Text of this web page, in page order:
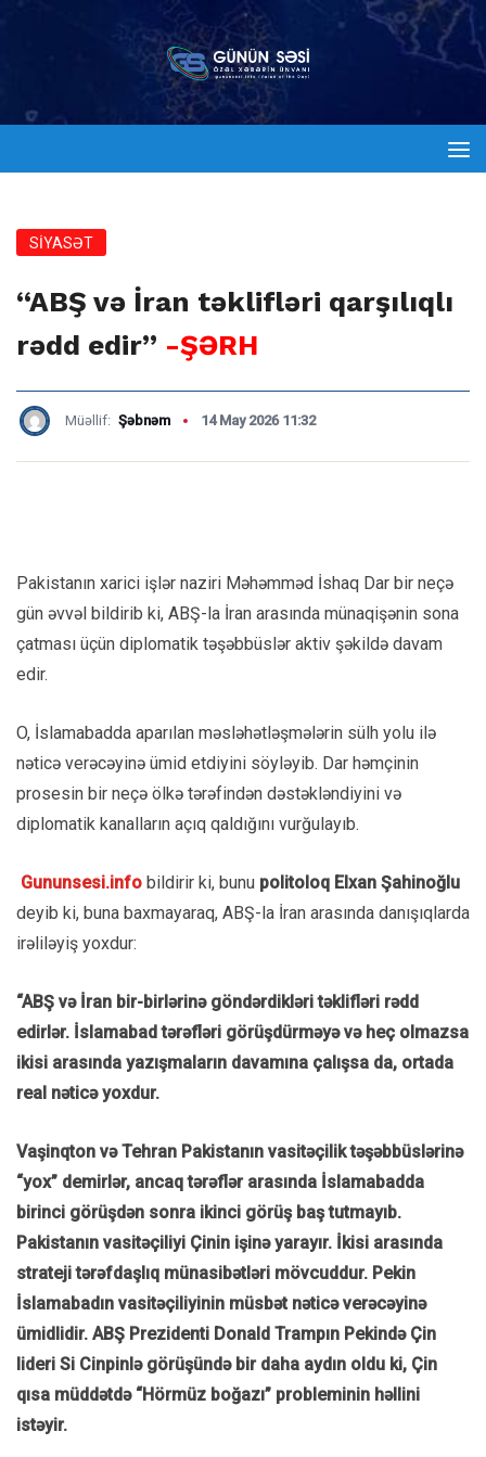
SİYASƏT
“ABŞ və İran təklifləri qarşılıqlı
rədd edir” -ŞƏRH
Müəllif: Şəbnəm 14 May 2026 11:32
Pakistanın xarici işlər naziri Məhəmməd İshaq Dar bir neçə
gün əvvəl bildirib ki, ABŞ-la İran arasında münaqişənin sona
çatması üçün diplomatik təşəbbüslər aktiv şəkildə davam
edir.
O, İslamabadda aparılan məsləhətləşmələrin sülh yolu ilə
nəticə verəcəyinə ümid etdiyini söyləyib. Dar həmçinin
prosesin bir neçə ölkə tərəfindən dəstəkləndiyini və
diplomatik kanalların açıq qaldığını vurğulayıb.
Gununsesi.info bildirir ki, bunu politoloq Elxan Şahinoğlu
deyib ki, buna baxmayaraq, ABŞ-la İran arasında danışıqlarda
irəliləyiş yoxdur:
“ABŞ və İran bir-birlərinə göndərdikləri təklifləri rədd
edirlər. İslamabad tərəfləri görüşdürməyə və heç olmazsa
ikisi arasında yazışmaların davamına çalışsa da, ortada
real nəticə yoxdur.
Vaşinqton və Tehran Pakistanın vasitəçilik təşəbbüslərinə
“yox” demirlər, ancaq tərəflər arasında İslamabadda
birinci görüşdən sonra ikinci görüş baş tutmayıb.
Pakistanın vasitəçiliyi Çinin işinə yarayır. İkisi arasında
strateji tərəfdaşlıq münasibətləri mövcuddur. Pekin
İslamabadın vasitəçiliyinin müsbət nəticə verəcəyinə
ümidlidir. ABŞ Prezidenti Donald Trampın Pekində Çin
lideri Si Cinpinlə görüşündə bir daha aydın oldu ki, Çin
qısa müddətdə “Hörmüz boğazı” probleminin həllini
istəyir.